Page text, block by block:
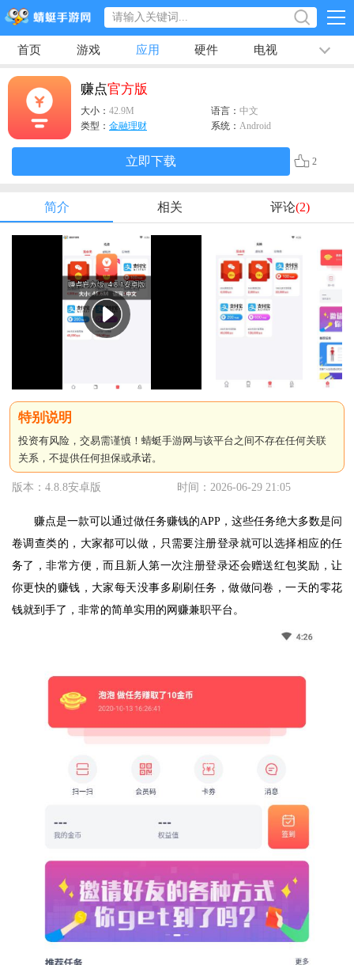
首页 游戏 应用 硬件 电视 排行榜
专题
赚点官方版
大小： 42.9M 语言： 中文
类型： 金融理财 系统： Android
立即下载 2
简介 相关 评论(2)
投资有风险，交易需谨慎！蜻蜓手游网与该平台之间不存在任何关联
关系，不提供任何担保或承诺。
版本：4.8.8安卓版 时间：2026-06-29 21:05
赚点是一款可以通过做任务赚钱的APP，这些任务绝大多数是问
卷调查类的，大家都可以做，只需要注册登录就可以选择相应的任
务了，非常方便，而且新人第一次注册登录还会赠送红包奖励，让
你更快的赚钱，大家每天没事多刷刷任务，做做问卷，一天的零花
钱就到手了，非常的简单实用的网赚兼职平台。